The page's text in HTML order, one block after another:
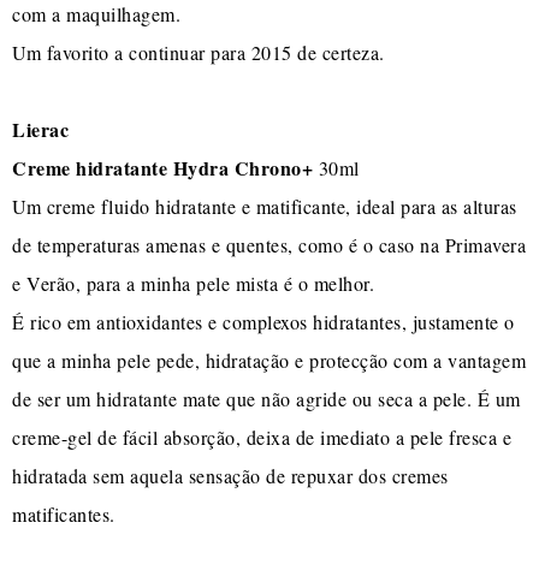
com a maquilhagem.
Um favorito a continuar para 2015 de certeza.
Lierac
Creme hidratante Hydra Chrono+ 30ml
Um creme fluido hidratante e matificante, ideal para as alturas
de temperaturas amenas e quentes, como é o caso na Primavera
e Verão, para a minha pele mista é o melhor.
É rico em antioxidantes e complexos hidratantes, justamente o
que a minha pele pede, hidratação e protecção com a vantagem
de ser um hidratante mate que não agride ou seca a pele. É um
creme-gel de fácil absorção, deixa de imediato a pele fresca e
hidratada sem aquela sensação de repuxar dos cremes
matificantes.